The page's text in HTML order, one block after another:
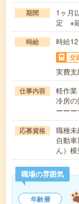
期間
1ヶ月
定 ※
時給 時給
交
実費支
仕事内容
軽作業
冷房
ーー
応募資格
職種未
自動
ん）
職場の雰囲気
年齢層